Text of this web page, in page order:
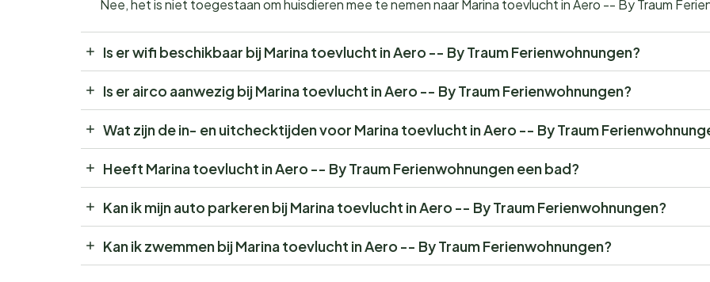
Nee, het is niet toegestaan om huisdieren mee te nemen naar Marina toevlucht in Aero -- By Traum
Is er wifi beschikbaar bij Marina toevlucht in Aero -- By Traum Ferienwohnungen?
Is er airco aanwezig bij Marina toevlucht in Aero -- By Traum Ferienwohnungen?
Wat zijn de in- en uitchecktijden voor Marina toevlucht in Aero -- By Traum
Heeft Marina toevlucht in Aero -- By Traum Ferienwohnungen een bad?
Kan ik mijn auto parkeren bij Marina toevlucht in Aero -- By Traum Ferienwohnungen?
Kan ik zwemmen bij Marina toevlucht in Aero -- By Traum Ferienwohnungen?